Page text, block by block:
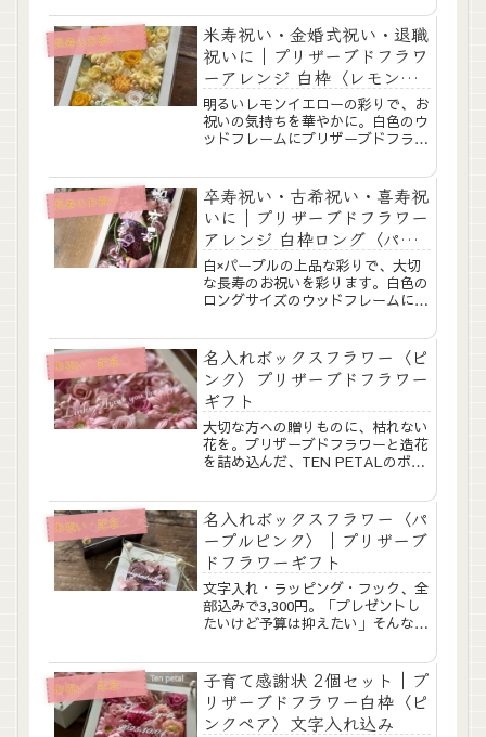
リル板にはひとことメッセージや、
育ててくれた日数・お誕生日・お名
前・挙式日などをお入れできます。
結婚式でのご両親...
長寿のお祝い（還暦・古希・喜寿・米寿）
米寿祝い・金婚式祝い・退職
祝いに｜プリザーブドフラワ
ーアレンジ 白枠〈レモンイ
エロー〉白文字入れ
明るいレモンイエローの彩りで、お
祝いの気持ちを華やかに。白色のウ
ッドフレームにプリザーブドフラワ
ル板にはお好きなメッセージをお入
れすることができます。米寿祝いや
金婚式祝いなど、大切な節目のお祝
いにおすすめです...
長寿のお祝い（還暦・古希・喜寿・米寿）
卒寿祝い・古希祝い・喜寿祝
いに｜プリザーブドフラワー
アレンジ 白枠ロング〈パー
プル〉文字入れ
白×パープルの上品な彩りで、大切
な長寿のお祝いを彩ります。白色の
ロングサイズのウッドフレームに、
に詰め込みました。パープルのお花
は長寿のお祝いにおすすめです。ア
クリル板にはひとことメッセージを
お入れすることが...
お祝い・記念日に贈る
名入れボックスフラワー〈ピ
ンク〉プリザーブドフラワー
ギフト
大切な方への贈りものに、枯れない
花を。プリザーブドフラワーと造花
を詰め込んだ、TEN PETALのボッ
い・還暦祝い・母の日など、特別な
シーンにぴったりのギフトです。
お祝い・記念日に贈る
名入れボックスフラワー〈パ
ープルピンク〉｜プリザーブ
ドフラワーギフト
文字入れ・ラッピング・フック、全
部込みで3,300円。「プレゼントし
たいけど予算は抑えたい」そんなと
スフラワー。アクリルプレートへの
名入れも、リボンラッピングも、壁
掛けフックも、全部ふくまれた価格
です。ローズ...
お祝い・記念日に贈る
子育て感謝状 2個セット｜プ
リザーブドフラワー白枠〈ピ
ンクペア〉文字入れ込み